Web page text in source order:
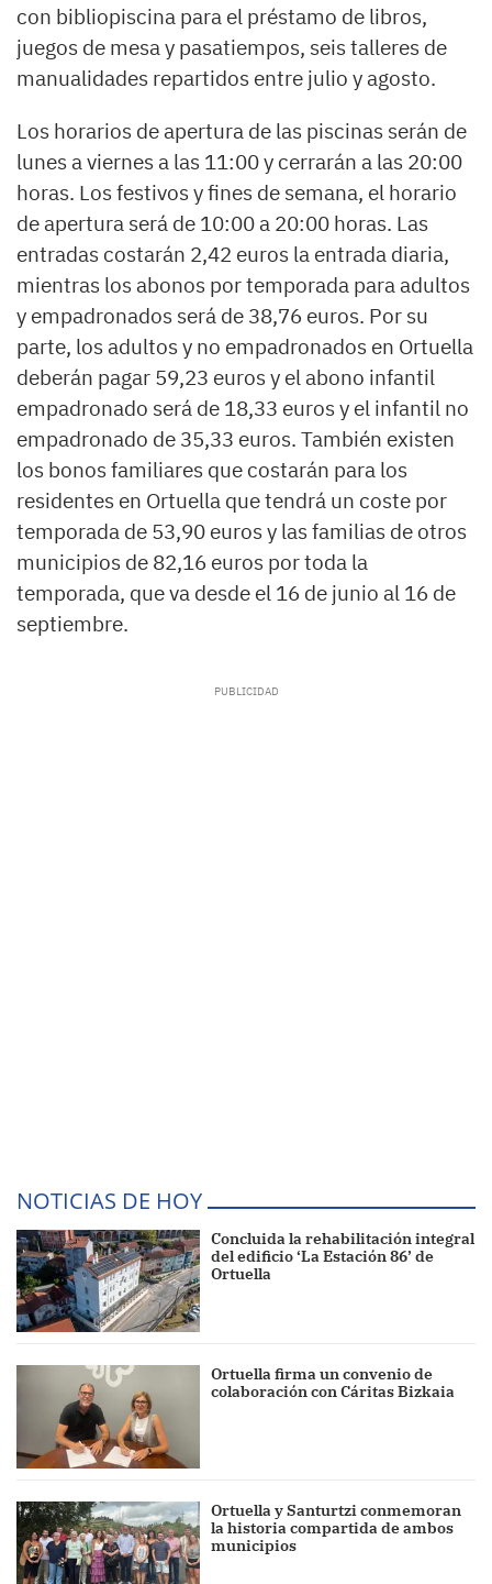
con bibliopiscina para el préstamo de libros,
juegos de mesa y pasatiempos, seis talleres de
manualidades repartidos entre julio y agosto.
Los horarios de apertura de las piscinas serán de
lunes a viernes a las 11:00 y cerrarán a las 20:00
horas. Los festivos y fines de semana, el horario
de apertura será de 10:00 a 20:00 horas. Las
entradas costarán 2,42 euros la entrada diaria,
mientras los abonos por temporada para adultos
y empadronados será de 38,76 euros. Por su
parte, los adultos y no empadronados en Ortuella
deberán pagar 59,23 euros y el abono infantil
empadronado será de 18,33 euros y el infantil no
empadronado de 35,33 euros. También existen
los bonos familiares que costarán para los
residentes en Ortuella que tendrá un coste por
temporada de 53,90 euros y las familias de otros
municipios de 82,16 euros por toda la
temporada, que va desde el 16 de junio al 16 de
septiembre.
NOTICIAS DE HOY
Concluida la rehabilitación integral
del edificio ‘La Estación 86’ de
Ortuella
Ortuella firma un convenio de
colaboración con Cáritas Bizkaia
Ortuella y Santurtzi conmemoran
la historia compartida de ambos
municipios